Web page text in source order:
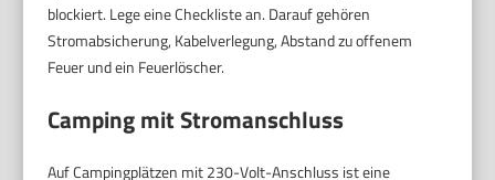
blockiert. Lege eine Checkliste an. Darauf gehören
Stromabsicherung, Kabelverlegung, Abstand zu offenem
Feuer und ein Feuerlöscher.
Camping mit Stromanschluss
Auf Campingplätzen mit 230-Volt-Anschluss ist eine